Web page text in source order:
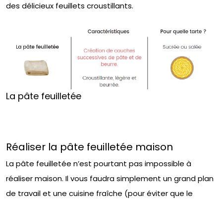
des délicieux feuillets croustillants.
La pâte feuilletée
Réaliser la pâte feuilletée maison
La pâte feuilletée n’est pourtant pas impossible à
réaliser maison. Il vous faudra simplement un grand plan
de travail et une cuisine fraîche (pour éviter que le